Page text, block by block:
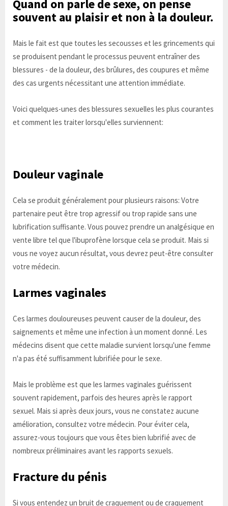
Quand on parle de sexe, on pense
souvent au plaisir et non à la douleur.
Mais le fait est que toutes les secousses et les grincements qui
se produisent pendant le processus peuvent entraîner des
blessures - de la douleur, des brûlures, des coupures et même
des cas urgents nécessitant une attention immédiate.
Voici quelques-unes des blessures sexuelles les plus courantes
et comment les traiter lorsqu'elles surviennent:
Douleur vaginale
Cela se produit généralement pour plusieurs raisons: Votre
partenaire peut être trop agressif ou trop rapide sans une
lubrification suffisante. Vous pouvez prendre un analgésique en
vente libre tel que l'ibuprofène lorsque cela se produit. Mais si
vous ne voyez aucun résultat, vous devrez peut-être consulter
votre médecin.
Larmes vaginales
Ces larmes douloureuses peuvent causer de la douleur, des
saignements et même une infection à un moment donné. Les
médecins disent que cette maladie survient lorsqu'une femme
n'a pas été suffisamment lubrifiée pour le sexe.
Mais le problème est que les larmes vaginales guérissent
souvent rapidement, parfois des heures après le rapport
sexuel. Mais si après deux jours, vous ne constatez aucune
amélioration, consultez votre médecin. Pour éviter cela,
assurez-vous toujours que vous êtes bien lubrifié avec de
nombreux préliminaires avant les rapports sexuels.
Fracture du pénis
Si vous entendez un bruit de craquement ou de craquement